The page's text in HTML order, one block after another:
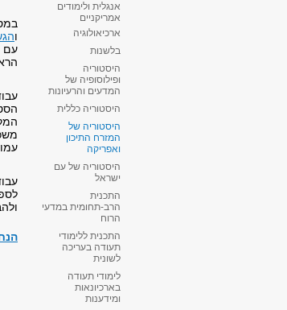
אנגלית ולימודים
אמריקניים
ארכיאולוגיה
בלשנות
היסטוריה
ופילוסופיה של
המדעים והרעיונות
היסטוריה כללית
היסטוריה של
המזרח התיכון
ואפריקה
היסטוריה של עם
ישראל
התכנית
הרב-תחומית במדעי
הרוח
התכנית ללימודי
תעודה בעריכה
לשונית
לימודי תעודה
בארכיונאות
ומידענות
ו
עם